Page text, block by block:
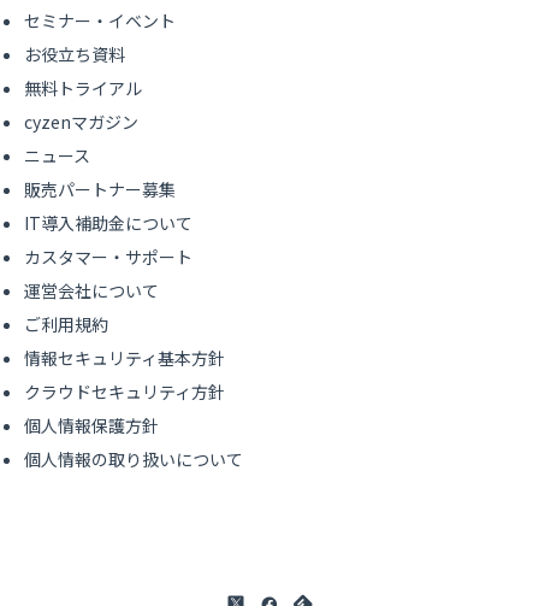
セミナー・イベント
お役立ち資料
無料トライアル
cyzenマガジン
ニュース
販売パートナー募集
IT導入補助金について
カスタマー・サポート
運営会社について
ご利用規約
情報セキュリティ基本方針
クラウドセキュリティ方針
個人情報保護方針
個人情報の取り扱いについて